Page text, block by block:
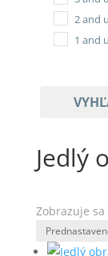
2 and
1 and
Jedlý
Zobrazuje sa